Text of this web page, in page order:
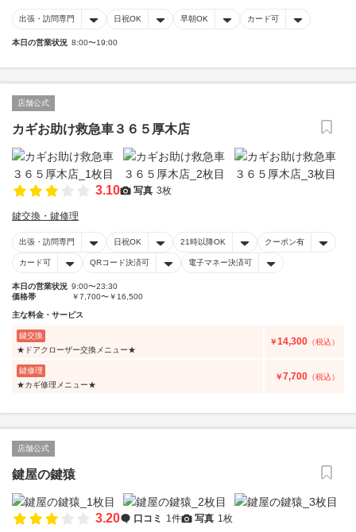
出張・訪問専門 日祝OK 早朝OK カード可
本日の営業状況 8:00〜19:00
店舗公式
カギお助け救急車３６５厚木店
3.10 写真 3枚
鍵交換・鍵修理
出張・訪問専門 日祝OK 21時以降OK クーポン有
カード可 QRコード決済可 電子マネー決済可
本日の営業状況 9:00〜23:30
価格帯
￥7,700〜￥16,500
主な料金・サービス
鍵交換
★ドアクローザー交換メニュー★
￥14,300 （税込）
鍵修理
★カギ修理メニュー★
￥7,700 （税込）
店舗公式
鍵屋の鍵猿
3.20 口コミ 1件 写真 1枚